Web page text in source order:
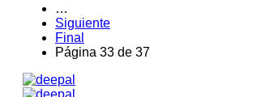
…
Siguiente
Final
Página 33 de 37